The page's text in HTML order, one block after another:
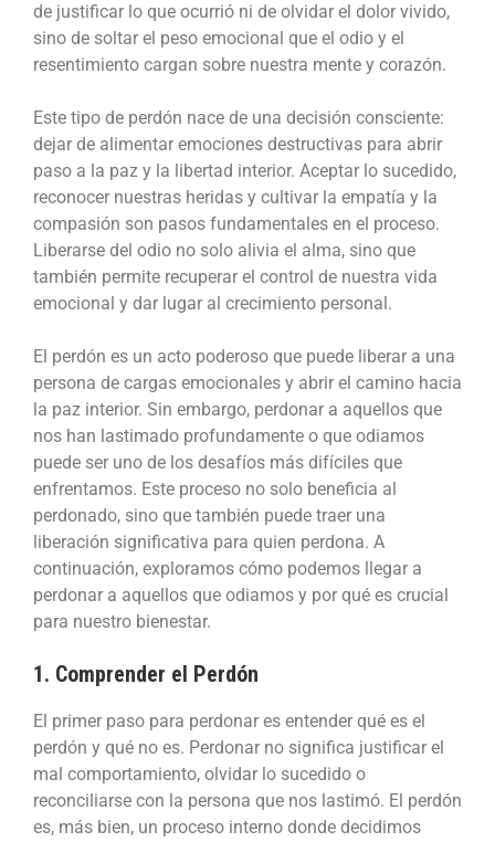
de justificar lo que ocurrió ni de olvidar el dolor vivido,
sino de soltar el peso emocional que el odio y el
resentimiento cargan sobre nuestra mente y corazón.
Este tipo de perdón nace de una decisión consciente:
dejar de alimentar emociones destructivas para abrir
paso a la paz y la libertad interior. Aceptar lo sucedido,
reconocer nuestras heridas y cultivar la empatía y la
compasión son pasos fundamentales en el proceso.
Liberarse del odio no solo alivia el alma, sino que
también permite recuperar el control de nuestra vida
emocional y dar lugar al crecimiento personal.
El perdón es un acto poderoso que puede liberar a una
persona de cargas emocionales y abrir el camino hacia
la paz interior. Sin embargo, perdonar a aquellos que
nos han lastimado profundamente o que odiamos
puede ser uno de los desafíos más difíciles que
enfrentamos. Este proceso no solo beneficia al
perdonado, sino que también puede traer una
liberación significativa para quien perdona. A
continuación, exploramos cómo podemos llegar a
perdonar a aquellos que odiamos y por qué es crucial
para nuestro bienestar.
1. Comprender el Perdón
El primer paso para perdonar es entender qué es el
perdón y qué no es. Perdonar no significa justificar el
mal comportamiento, olvidar lo sucedido o
reconciliarse con la persona que nos lastimó. El perdón
es, más bien, un proceso interno donde decidimos